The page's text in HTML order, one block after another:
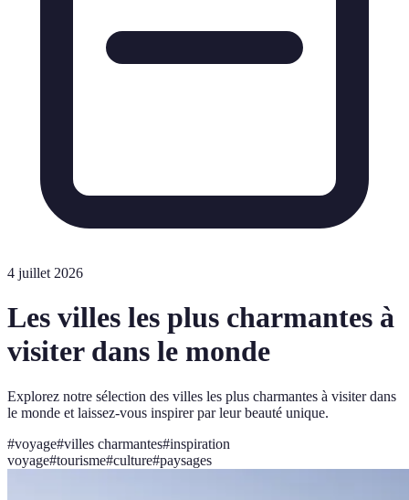
4 juillet 2026
Les villes les plus charmantes à
visiter dans le monde
Explorez notre sélection des villes les plus charmantes à visiter dans
le monde et laissez-vous inspirer par leur beauté unique.
#voyage#villes charmantes#inspiration
voyage#tourisme#culture#paysages